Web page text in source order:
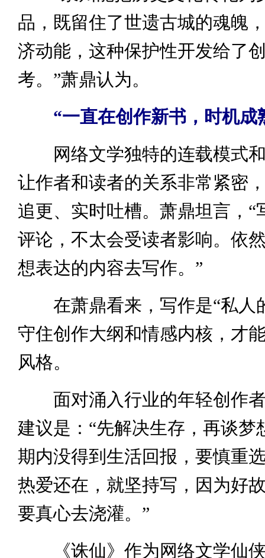
品，既留住了世遗古城的魂魄
济动能，这种保护性开发给了
考。”萧鼎认为。
“一直在创作新书，时机成
网络文学独特的连载模式和
让作者和读者的关系非常紧密
追更、实时吐槽。萧鼎坦言，“
评论，不太会受读者影响。依
想表达的内容去写作。”
在萧鼎看来，写作是“私人
守住创作大纲和情感内核，才
风格。
面对涌入行业的年轻创作者
建议是：“先解决生存，再谈梦
期内没得到生活回报，要慎重
热爱还在，就坚持写，因为好
要真心去浇灌。”
《诛仙》作为网络文学仙侠